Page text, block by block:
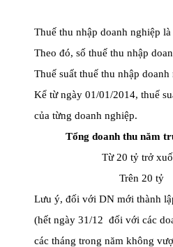
Thuế thu nhập doanh nghiệp
Theo đó, số thuế thu nhập
Thuế suất thuế thu nhập
Kể từ ngày 01/01/2014, thuế
của từng doanh nghiệp.
Tổng doanh thu năm
Từ 20 tỷ trở
Trên 20 tỷ
Lưu ý, đối với DN mới thành
(hết ngày 31/12 ­ đối với các
các tháng trong năm không